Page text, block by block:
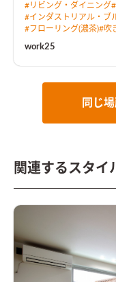
グ。 3階には家族・親戚・友人などが集まってもゆとりのある
広々としたルーフバル
る仕様に。 ［spec：長期優良住宅、耐震等級3、BELS評価(★5)
取得］
#リビング・ダイニング#
#インダストリアル・ブ
#フローリング(濃茶)#吹
work25
同じ
関連するスタイ